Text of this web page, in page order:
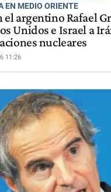
EN MEDIO ORIENTE
el argentino Rafael
Unidos e Israel a
nucleares
11:26